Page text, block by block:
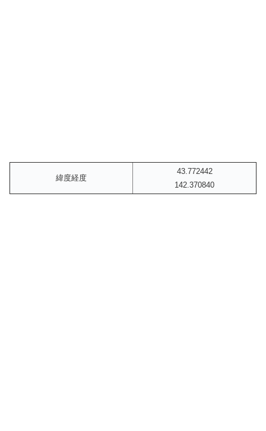
緯度経度
43.772442
142.370840